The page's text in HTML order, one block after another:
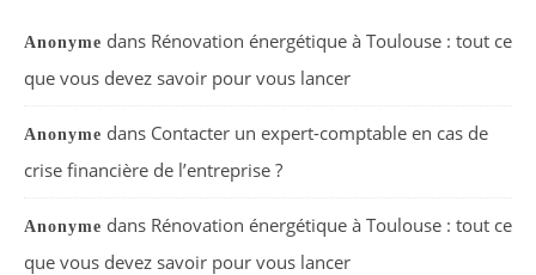
Anonyme dans Rénovation énergétique à Toulouse : tout ce
que vous devez savoir pour vous lancer
Anonyme dans Contacter un expert-comptable en cas de
crise financière de l’entreprise ?
Anonyme dans Rénovation énergétique à Toulouse : tout ce
que vous devez savoir pour vous lancer